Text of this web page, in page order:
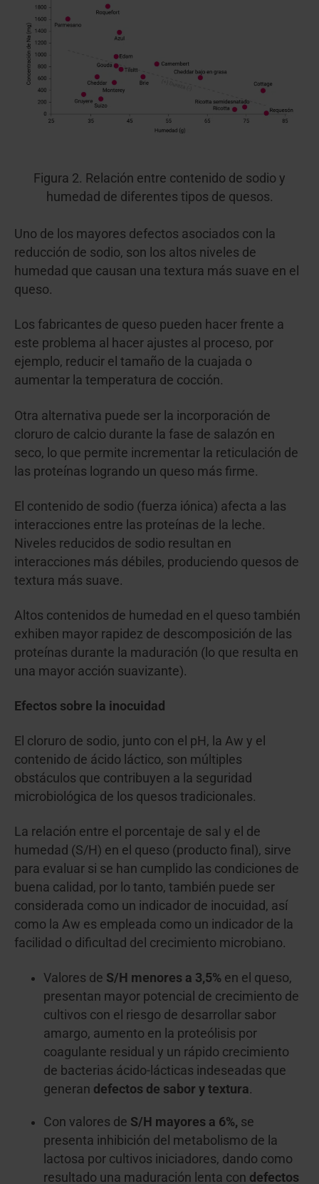
Figura 2. Relación entre contenido de sodio y
humedad de diferentes tipos de quesos.
Uno de los mayores defectos asociados con la
reducción de sodio, son los altos niveles de
humedad que causan una textura más suave en el
queso.
Los fabricantes de queso pueden hacer frente a
este problema al hacer ajustes al proceso, por
ejemplo, reducir el tamaño de la cuajada o
aumentar la temperatura de cocción.
Otra alternativa puede ser la incorporación de
cloruro de calcio durante la fase de salazón en
seco, lo que permite incrementar la reticulación de
las proteínas logrando un queso más firme.
El contenido de sodio (fuerza iónica) afecta a las
interacciones entre las proteínas de la leche.
Niveles reducidos de sodio resultan en
interacciones más débiles, produciendo quesos de
textura más suave.
Altos contenidos de humedad en el queso también
exhiben mayor rapidez de descomposición de las
proteínas durante la maduración (lo que resulta en
una mayor acción suavizante).
Efectos sobre la inocuidad
El cloruro de sodio, junto con el pH, la Aw y el
contenido de ácido láctico, son múltiples
obstáculos que contribuyen a la seguridad
microbiológica de los quesos tradicionales.
La relación entre el porcentaje de sal y el de
humedad (S/H) en el queso (producto final), sirve
para evaluar si se han cumplido las condiciones de
buena calidad, por lo tanto, también puede ser
considerada como un indicador de inocuidad, así
como la Aw es empleada como un indicador de la
facilidad o dificultad del crecimiento microbiano.
Valores de S/H menores a 3,5% en el queso,
presentan mayor potencial de crecimiento de
cultivos con el riesgo de desarrollar sabor
amargo, aumento en la proteólisis por
coagulante residual y un rápido crecimiento
de bacterias ácido-lácticas indeseadas que
generan defectos de sabor y textura.
Con valores de S/H mayores a 6%, se
presenta inhibición del metabolismo de la
lactosa por cultivos iniciadores, dando como
resultado una maduración lenta con defectos